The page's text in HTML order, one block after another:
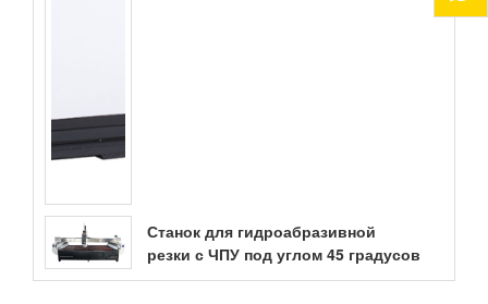
Станок для гидроабразивной
резки с ЧПУ под углом 45 градусов